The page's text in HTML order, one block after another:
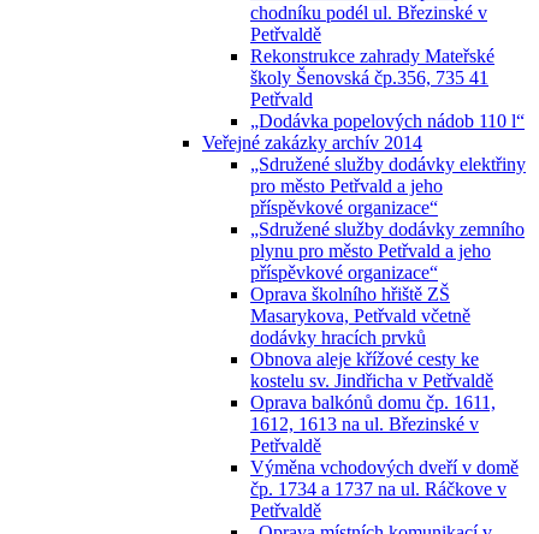
chodníku podél ul. Březinské v
Petřvaldě
Rekonstrukce zahrady Mateřské
školy Šenovská čp.356, 735 41
Petřvald
„Dodávka popelových nádob 110 l“
Veřejné zakázky archív 2014
„Sdružené služby dodávky elektřiny
pro město Petřvald a jeho
příspěvkové organizace“
„Sdružené služby dodávky zemního
plynu pro město Petřvald a jeho
příspěvkové organizace“
Oprava školního hřiště ZŠ
Masarykova, Petřvald včetně
dodávky hracích prvků
Obnova aleje křížové cesty ke
kostelu sv. Jindřicha v Petřvaldě
Oprava balkónů domu čp. 1611,
1612, 1613 na ul. Březinské v
Petřvaldě
Výměna vchodových dveří v domě
čp. 1734 a 1737 na ul. Ráčkove v
Petřvaldě